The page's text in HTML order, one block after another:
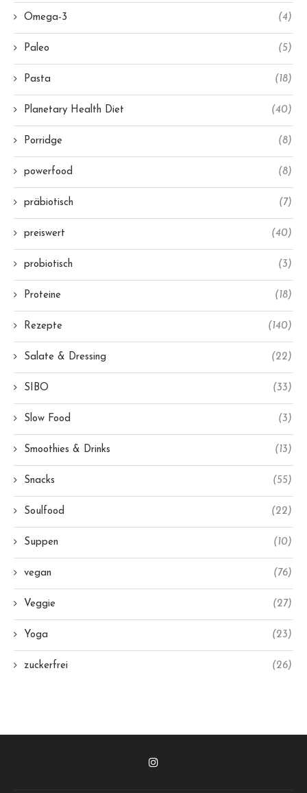
Omega-3 (4)
Paleo (5)
Pasta (18)
Planetary Health Diet (40)
Porridge (8)
powerfood (8)
präbiotisch (7)
preiswert (40)
probiotisch (3)
Proteine (18)
Rezepte (140)
Salate & Dressing (22)
SIBO (33)
Slow Food (3)
Smoothies & Drinks (13)
Snacks (55)
Soulfood (22)
Suppen (10)
vegan (76)
Veggie (27)
Yoga (23)
zuckerfrei (26)